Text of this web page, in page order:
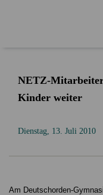
NETZ-
Kinder weiter
Dienstag, 13. Juli 2010
Am Deutschorden-